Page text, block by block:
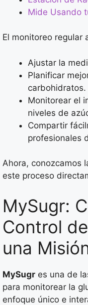
Mide Usando
El monitoreo regular
Ajustar la
Planificar
carbohidratos.
Monitorear el
niveles de
Compartir
profesionales
Ahora, conozcamos
este proceso
MySugr:
Control
una
MySugr es una de
para monitorear la
enfoque único e